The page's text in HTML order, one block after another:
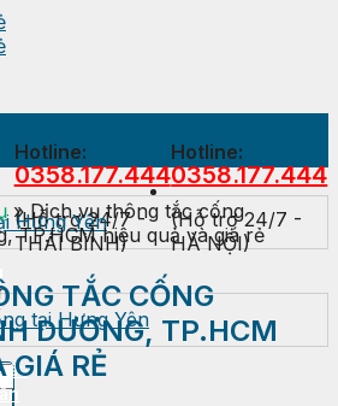
Hotline:
0358.177.444
(Hỗ trợ 24/7 -
THÁI BÌNH)
Hotline:
0358.177.444
(Hỗ trợ 24/7 -
HÀ NỘI)
Hưng Yên
tại Hưng Yên
»Dịch vụ thông tắc cống
TP.HCM hiệu quả và giá rẻ
TẮC CỐNG
DƯƠNG, TP.HCM
GIÁ RẺ